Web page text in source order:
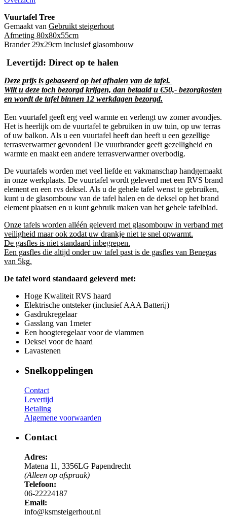
Vuurtafel Tree
Gemaakt van Gebruikt steigerhout
Afmeting 80x80x55cm
Brander 29x29cm inclusief glasombouw
Levertijd: Direct op te halen
Deze prijs is gebaseerd op het afhalen van de tafel.
Wilt u deze toch bezorgd krijgen, dan betaald u €50,- bezorgkosten
en wordt de tafel binnen 12 werkdagen bezorgd.
Een vuurtafel geeft erg veel warmte en verlengt uw zomer avondjes.
Het is heerlijk om de vuurtafel te gebruiken in uw tuin, op uw terras
of uw balkon. Als u een vuurtafel heeft dan heeft u een gezellige
terrasverwarmer gevonden! De vuurbrander geeft gezelligheid en
warmte en maakt een andere terrasverwarmer overbodig.
De vuurtafels worden met veel liefde en vakmanschap handgemaakt
in onze werkplaats. De vuurtafel wordt geleverd met een RVS brand
element en een rvs deksel. Als u de gehele tafel wenst te gebruiken,
kunt u de glasombouw van de tafel halen en de deksel op het brand
element plaatsen en u kunt gebruik maken van het gehele tafelblad.
Onze tafels worden alléén geleverd met glasombouw in verband met
veiligheid maar ook zodat uw drankje niet te snel opwarmt.
De gasfles is niet standaard inbegrepen.
Een gasfles die altijd onder uw tafel past is de gasfles van Benegas
van 5kg.
De tafel word standaard geleverd met:
Hoge Kwaliteit RVS haard
Elektrische ontsteker (inclusief AAA Batterij)
Gasdrukregelaar
Gasslang van 1meter
Een hoogteregelaar voor de vlammen
Deksel voor de haard
Lavastenen
Snelkoppelingen
Contact
Levertijd
Betaling
Algemene voorwaarden
Contact
Adres:
Matena 11, 3356LG Papendrecht
(Alleen op afspraak)
Telefoon:
06-22224187
Email:
info@ksmsteigerhout.nl